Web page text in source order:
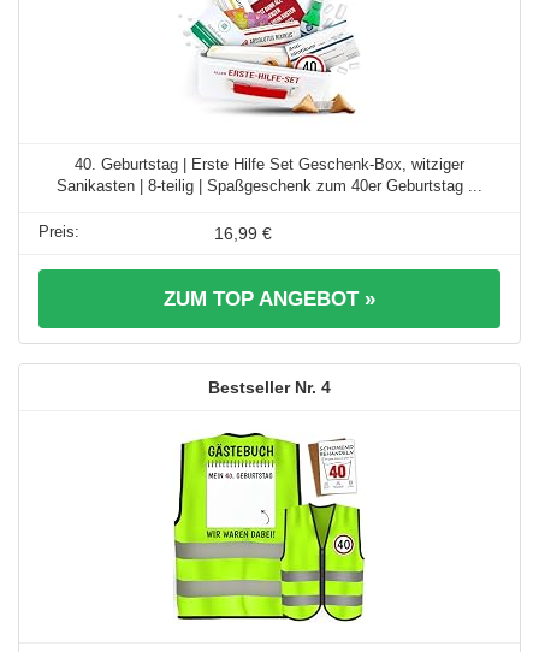
40. Geburtstag | Erste Hilfe Set Geschenk-Box, witziger
Sanikasten | 8-teilig | Spaßgeschenk zum 40er Geburtstag ...
16,99 €
ZUM TOP ANGEBOT »
4